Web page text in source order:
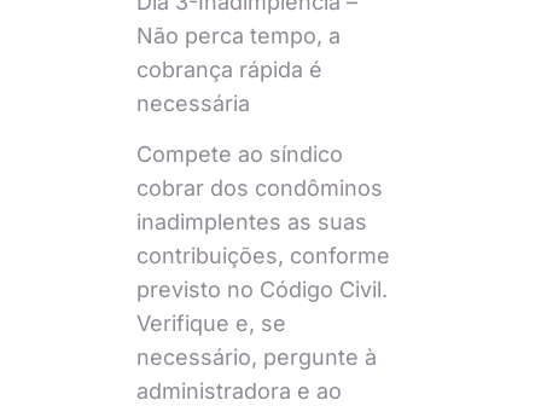
Não perca tempo, a
cobrança rápida é
necessária
Compete ao síndico
cobrar dos condôminos
inadimplentes as suas
contribuições, conforme
previsto no Código Civil.
Verifique e, se
necessário, pergunte à
administradora e ao